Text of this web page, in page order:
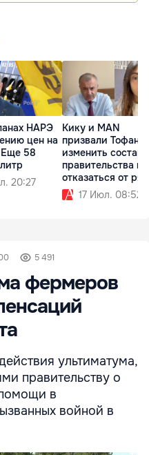
НАРЭ
цен на
Еще 58
20:27
Кику и MAN
призвали Тофана
изменить состав
правительства и
отказаться от
реформ17 Июл. 08:52
5 491
фермеров
ультиматума,
правительству о
в
войной в